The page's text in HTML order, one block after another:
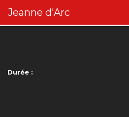
Jeanne d'Arc
Durée :